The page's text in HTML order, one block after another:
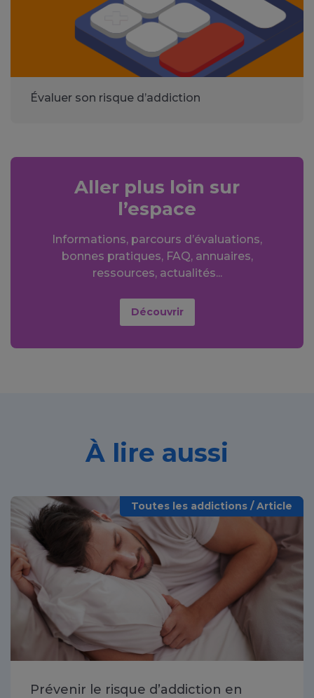
Évaluer son risque d’addiction
Aller plus loin sur
l’espace
Informations, parcours d’évaluations,
bonnes pratiques, FAQ, annuaires,
ressources, actualités...
Découvrir
À lire aussi
Toutes les addictions / Article
Prévenir le risque d’addiction en